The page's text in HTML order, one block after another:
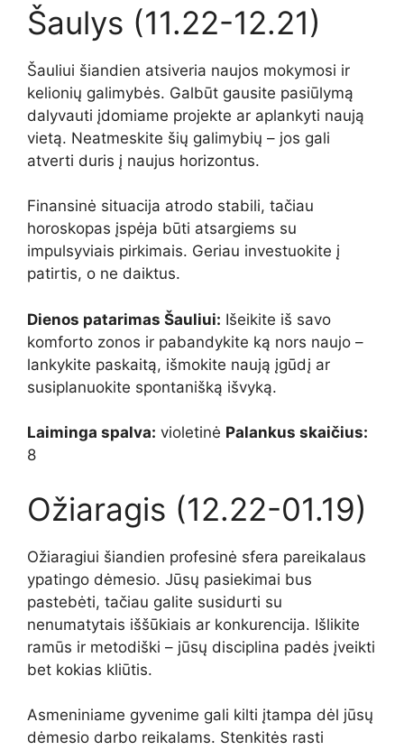
Šaulys (11.22-12.21)
Šauliui šiandien atsiveria naujos mokymosi ir
kelionių galimybės. Galbūt gausite pasiūlymą
dalyvauti įdomiame projekte ar aplankyti naują
vietą. Neatmeskite šių galimybių – jos gali
atverti duris į naujus horizontus.
Finansinė situacija atrodo stabili, tačiau
horoskopas įspėja būti atsargiems su
impulsyviais pirkimais. Geriau investuokite į
patirtis, o ne daiktus.
Dienos patarimas Šauliui: Išeikite iš savo
komforto zonos ir pabandykite ką nors naujo –
lankykite paskaitą, išmokite naują įgūdį ar
susiplanuokite spontanišką išvyką.
Laiminga spalva: violetinė Palankus skaičius:
8
Ožiaragis (12.22-01.19)
Ožiaragiui šiandien profesinė sfera pareikalaus
ypatingo dėmesio. Jūsų pasiekimai bus
pastebėti, tačiau galite susidurti su
nenumatytais iššūkiais ar konkurencija. Išlikite
ramūs ir metodiški – jūsų disciplina padės įveikti
bet kokias kliūtis.
Asmeniniame gyvenime gali kilti įtampa dėl jūsų
dėmesio darbo reikalams. Stenkitės rasti